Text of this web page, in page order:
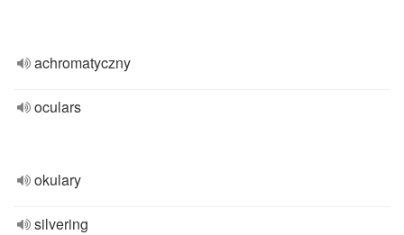
achromatyczny
oculars
okulary
silvering